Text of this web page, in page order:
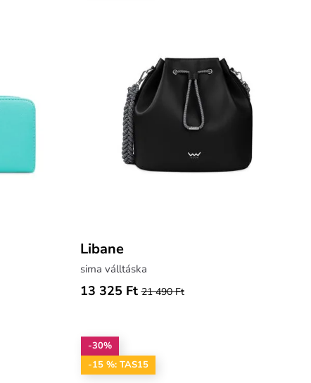
Libane
sima válltáska
13 325 Ft 21 490 Ft
-30%
-15 %: TAS15